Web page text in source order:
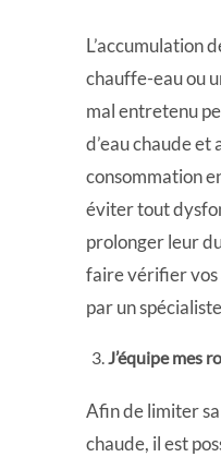
L’accumulation
chauffe-eau ou
mal entretenu
d’eau chaude et
consommation
éviter tout
prolonger leur
faire vérifier vos
par un
J’équipe mes
Afin de limiter
chaude, il est